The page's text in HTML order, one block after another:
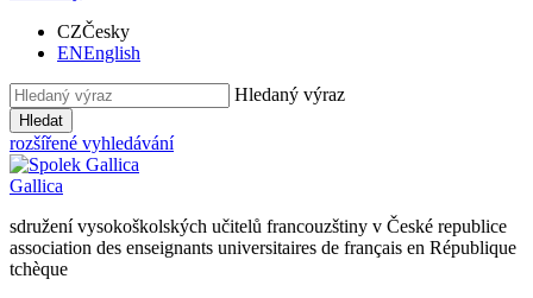
CZČesky
ENEnglish
Hledaný výraz
Hledat
rozšířené vyhledávání
Gallica
sdružení vysokoškolských učitelů francouzštiny v České republice
association des enseignants universitaires de français en République
tchèque